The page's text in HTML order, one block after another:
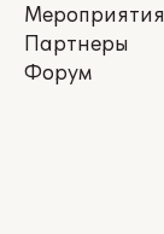
Мероприятия
Партнеры
Форум